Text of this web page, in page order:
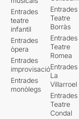
Entrades
teatre
infantil
Entrades
òpera
Entrades
improvisació
Entrades
monòlegs
Entrades
Teatre
Borràs
Entrades
Teatre
Romea
Entrades
La
Villarroel
Entrades
Teatre
Condal